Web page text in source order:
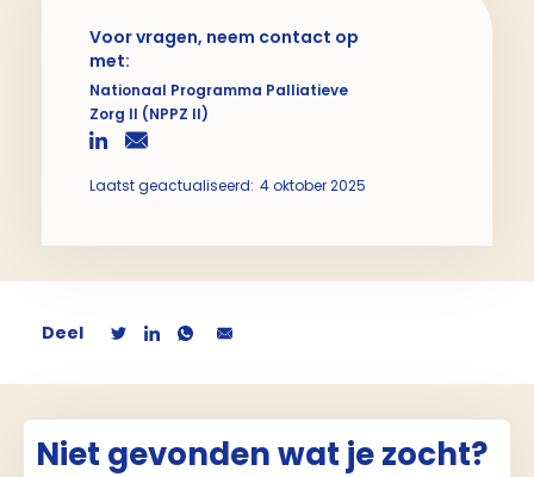
Voor vragen, neem contact op
met:
Nationaal Programma Palliatieve
Zorg II (NPPZ II)
Laatst geactualiseerd: 4 oktober 2025
Deel
Niet gevonden wat je zocht?